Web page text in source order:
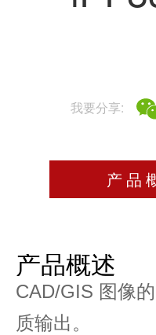
我要分享:
产品
产品概述
CAD/GIS 图像
质输出。